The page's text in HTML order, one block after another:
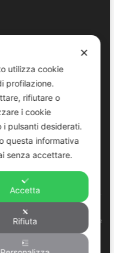
6° Convegno Regionale
di Spoltore salva un
– Regione Sicilia
Privacy e
✕
utilizza cookie
profilazione.
rifiutare o
i cookie
i pulsanti desiderati.
questa informativa
senza accettare.
Accetta
Rifiuta